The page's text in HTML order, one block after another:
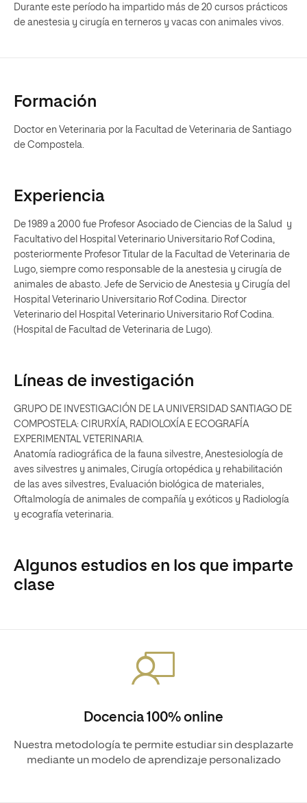
Durante este período ha impartido más de 20 cursos prácticos
de anestesia y cirugía en terneros y vacas con animales vivos.
Formación
Doctor en Veterinaria por la Facultad de Veterinaria de Santiago
de Compostela.
Experiencia
De 1989 a 2000 fue Profesor Asociado de Ciencias de la Salud y
Facultativo del Hospital Veterinario Universitario Rof Codina,
posteriormente Profesor Titular de la Facultad de Veterinaria de
Lugo, siempre como responsable de la anestesia y cirugía de
animales de abasto. Jefe de Servicio de Anestesia y Cirugía del
Hospital Veterinario Universitario Rof Codina. Director
Veterinario del Hospital Veterinario Universitario Rof Codina.
(Hospital de Facultad de Veterinaria de Lugo).
Líneas de investigación
GRUPO DE INVESTIGACIÓN DE LA UNIVERSIDAD SANTIAGO DE
COMPOSTELA: CIRURXÍA, RADIOLOXÍA E ECOGRAFÍA
EXPERIMENTAL VETERINARIA.
Anatomía radiográfica de la fauna silvestre, Anestesiología de
aves silvestres y animales, Cirugía ortopédica y rehabilitación
de las aves silvestres, Evaluación biológica de materiales,
Oftalmología de animales de compañía y exóticos y Radiología
y ecografía veterinaria.
Algunos estudios en los que imparte
clase
Docencia 100% online
Nuestra metodología te permite estudiar sin desplazarte
mediante un modelo de aprendizaje personalizado